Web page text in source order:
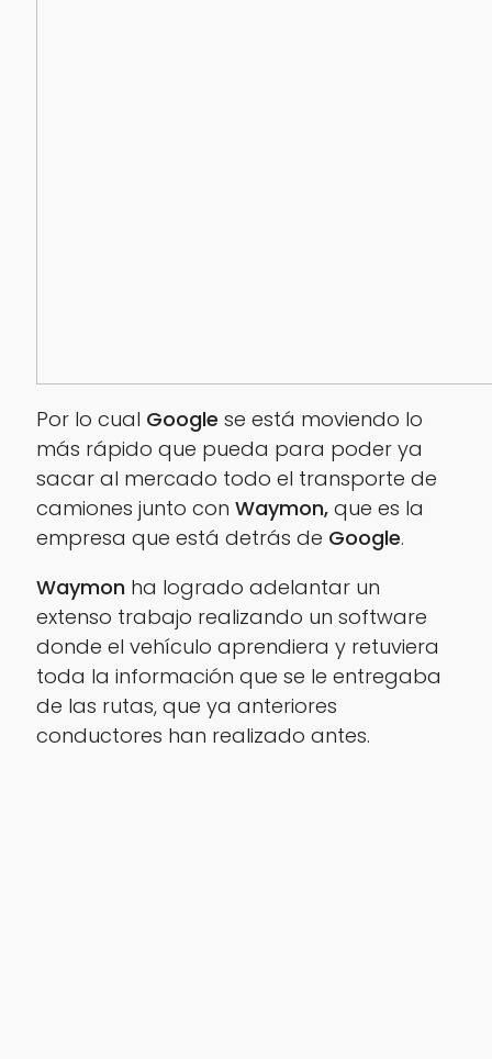
Por lo cual Google se está moviendo lo
más rápido que pueda para poder ya
sacar al mercado todo el transporte de
camiones junto con Waymon,que es la
empresa que está detrás de Google.
Waymon ha logrado adelantar un
extenso trabajo realizando un software
donde el vehículo aprendiera y retuviera
toda la información que se le entregaba
de las rutas, que ya anteriores
conductores han realizado antes.